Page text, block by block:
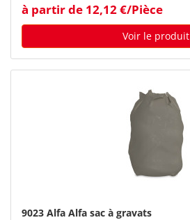
à partir de 12,12 €/Pièce
Voir le produit
9023 Alfa Alfa sac à gravats